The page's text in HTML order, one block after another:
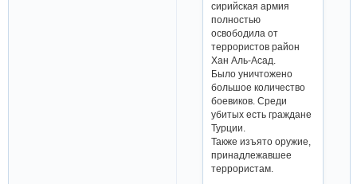
сирийская армия
полностью
освободила от
террористов район
Хан Аль-Асад.
Было уничтожено
большое количество
боевиков. Среди
убитых есть граждане
Турции.
Также изъято оружие,
принадлежавшее
террористам.